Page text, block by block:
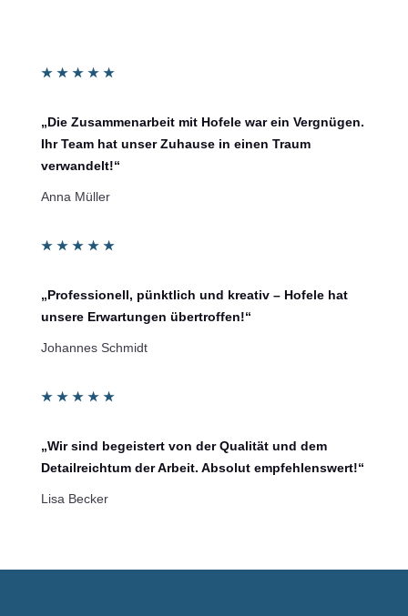
★ ★ ★ ★ ★
„Die Zusammenarbeit mit Hofele war ein Vergnügen.
Ihr Team hat unser Zuhause in einen Traum
verwandelt!“
Anna Müller
★ ★ ★ ★ ★
„Professionell, pünktlich und kreativ – Hofele hat
unsere Erwartungen übertroffen!“
Johannes Schmidt
★ ★ ★ ★ ★
„Wir sind begeistert von der Qualität und dem
Detailreichtum der Arbeit. Absolut empfehlenswert!“
Lisa Becker